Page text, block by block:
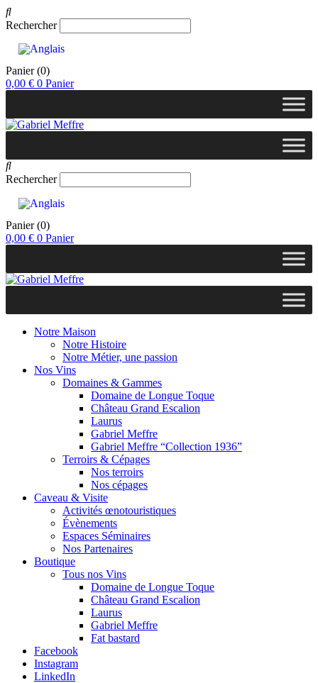
Rechercher
Panier (0)
0,00 € 0 Panier
Rechercher
Panier (0)
0,00 € 0 Panier
Notre Maison
Notre Histoire
Notre Métier, une passion
Nos Vins
Domaines & Gammes
Domaine de Longue Toque
Château Grand Escalion
Laurus
Gabriel Meffre
Gabriel Meffre “Collection 1936”
Terroirs & Cépages
Nos terroirs
Nos cépages
Caveau & Visite
Activités œnotouristiques
Évènements
Espaces Séminaires
Nos Partenaires
Boutique
Tous nos Vins
Domaine de Longue Toque
Château Grand Escalion
Laurus
Gabriel Meffre
Fat bastard
Facebook
Instagram
LinkedIn